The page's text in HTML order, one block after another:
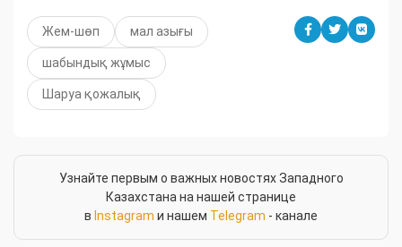
Жем-шөп мал азығы
шабындық жұмыс
Шаруа қожалық
Узнайте первым о важных новостях Западного
Казахстана на нашей странице
в Instagram и нашем Telegram - канале